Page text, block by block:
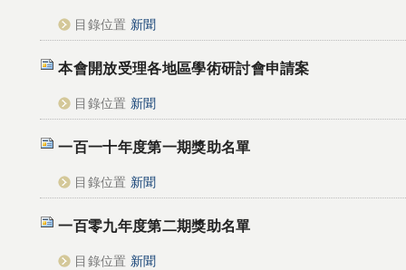
目錄位置 新聞
本會開放受理各地區學術研討會申請案
目錄位置 新聞
一百一十年度第一期獎助名單
目錄位置 新聞
一百零九年度第二期獎助名單
目錄位置 新聞